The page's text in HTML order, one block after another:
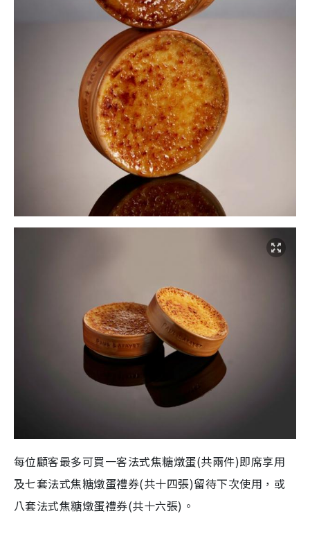
每位顧客最多可買一客法式焦糖燉蛋(共兩件)即席享用
及七套法式焦糖燉蛋禮券(共十四張)留待下次使用，或
八套法式焦糖燉蛋禮券(共十六張)。